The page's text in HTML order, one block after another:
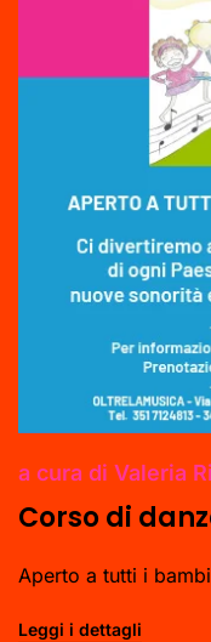
a cura di Valeria
Corso di
Aperto a tutti i
Leggi i dettagli